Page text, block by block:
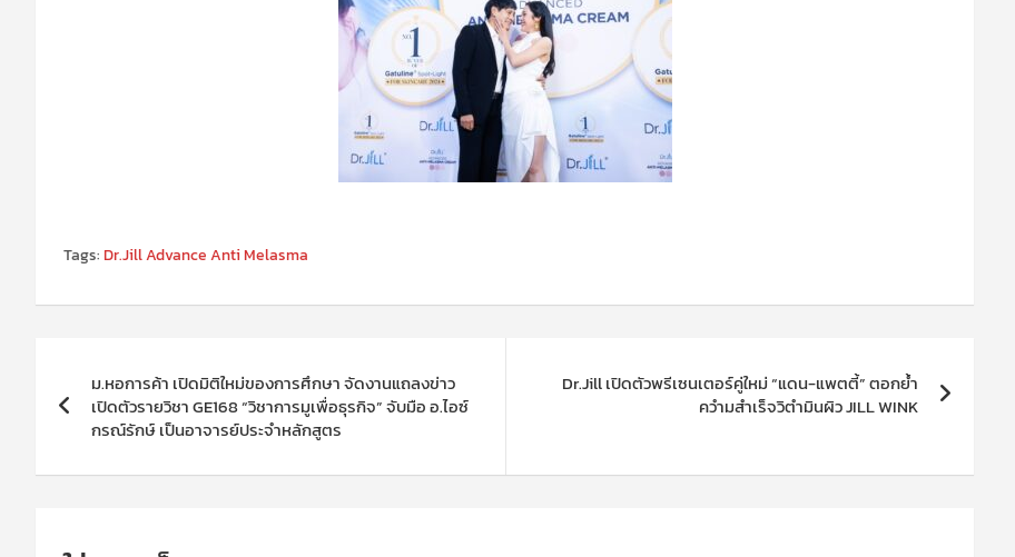
Tags:Dr.Jill Advance Anti Melasma
เรื่องม.หอการค้า เปิดมิติใหม่ของการศึกษา จัดงานแถลงข่าว
เปิดตัวรายวิชา GE168 “วิชาการมูเพื่อธุรกิจ” จับมือ อ.ไอซ์
กรณ์รักษ์ เป็นอาจารย์ประจำหลักสูตร
Dr.Jill เปิดตัวพรีเซนเตอร์คู่ใหม่ “แดน-แพตตี้” ตอกย้ำ
ควำมสำเร็จวิตำมินผิว JILL WINK